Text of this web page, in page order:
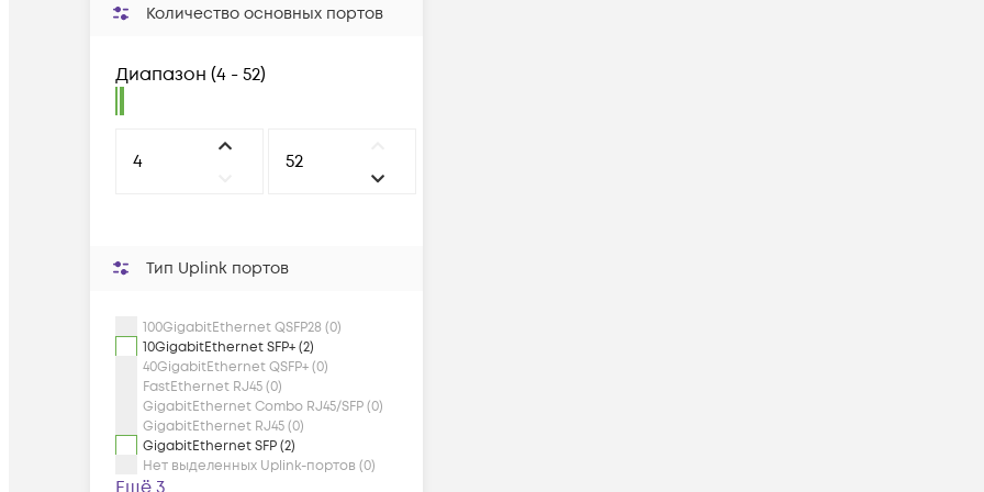
Количество основных портов
Диапазон (4 - 52)
Тип Uplink портов
100GigabitEthernet QSFP28 (0)
10GigabitEthernet SFP+ (2)
40GigabitEthernet QSFP+ (0)
FastEthernet RJ45 (0)
GigabitEthernet Combo RJ45/SFP (0)
GigabitEthernet RJ45 (0)
GigabitEthernet SFP (2)
Нет выделенных Uplink-портов (0)